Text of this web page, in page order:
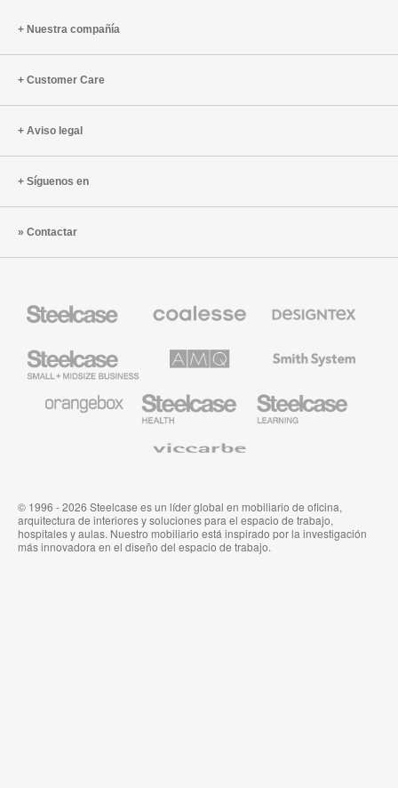
Nuestra compañía
Customer Care
Aviso legal
Síguenos en
Contactar
Steelcase
Premium
Small
Business
Solutions
para
Industria
de
para
Educación
© 1996 - 2026 Steelcase es un líder global en mobiliario de oficina,
arquitectura de interiores y soluciones para el espacio de trabajo,
hospitales y aulas. Nuestro mobiliario está inspirado por la investigación
más innovadora en el diseño del espacio de trabajo.